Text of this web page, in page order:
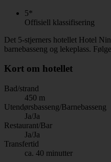
5*
Offisiell klassifisering
Det 5-stjerners hotellet Hotel
barnebasseng og lekeplass.
Kort om hotellet
Bad/strand
450 m
Utendørsbasseng/Barnebasseng
Ja/Ja
Restaurant/Bar
Ja/Ja
Transfertid
ca. 40 minutter